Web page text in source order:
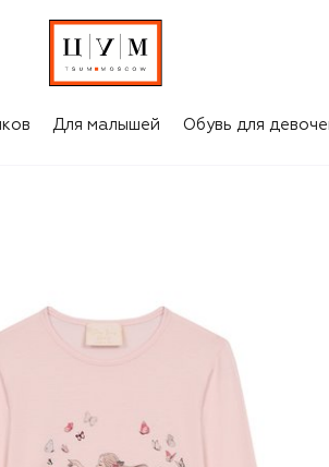
Для малышей Обувь для